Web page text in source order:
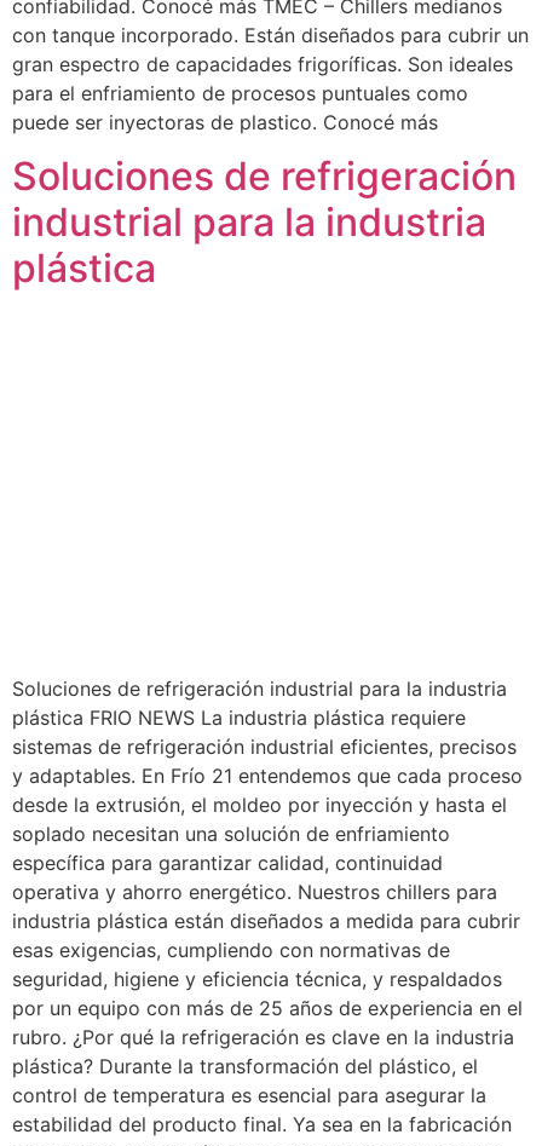
confiabilidad. Conocé más TMEC – Chillers medianos
con tanque incorporado. Están diseñados para cubrir un
gran espectro de capacidades frigoríficas. Son ideales
para el enfriamiento de procesos puntuales como
puede ser inyectoras de plastico. Conocé más
Soluciones de refrigeración
industrial para la industria
plástica
Soluciones de refrigeración industrial para la industria
plástica FRIO NEWS La industria plástica requiere
sistemas de refrigeración industrial eficientes, precisos
y adaptables. En Frío 21 entendemos que cada proceso
desde la extrusión, el moldeo por inyección y hasta el
soplado necesitan una solución de enfriamiento
específica para garantizar calidad, continuidad
operativa y ahorro energético. Nuestros chillers para
industria plástica están diseñados a medida para cubrir
esas exigencias, cumpliendo con normativas de
seguridad, higiene y eficiencia técnica, y respaldados
por un equipo con más de 25 años de experiencia en el
rubro. ¿Por qué la refrigeración es clave en la industria
plástica? Durante la transformación del plástico, el
control de temperatura es esencial para asegurar la
estabilidad del producto final. Ya sea en la fabricación